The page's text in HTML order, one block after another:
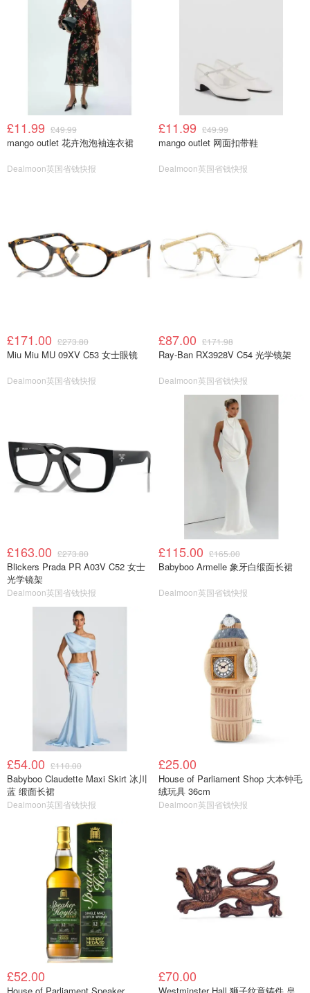
£11.99 £49.99
mango outlet 花卉泡泡袖连衣裙
Dealmoon英国省钱快报
£11.99 £49.99
mango outlet 网面扣带鞋
Dealmoon英国省钱快报
£171.00 £273.80
Miu Miu MU 09XV C53 女士眼镜
Dealmoon英国省钱快报
£87.00 £171.98
Ray-Ban RX3928V C54 光学镜架
Dealmoon英国省钱快报
£163.00 £273.80
Blickers Prada PR A03V C52 女士
光学镜架
Dealmoon英国省钱快报
£115.00 £165.00
Babyboo Armelle 象牙白缎面长裙
Dealmoon英国省钱快报
£54.00 £110.00
Babyboo Claudette Maxi Skirt 冰川
蓝 缎面长裙
Dealmoon英国省钱快报
£25.00
House of Parliament Shop 大本钟毛
绒玩具 36cm
Dealmoon英国省钱快报
£52.00 £70.00